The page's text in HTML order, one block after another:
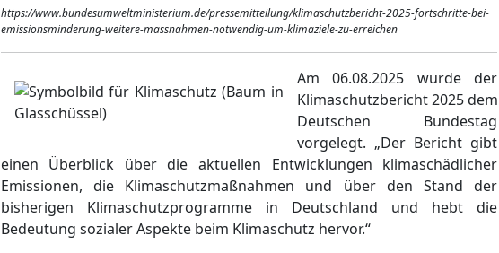
https://www.bundesumweltministerium.de/pressemitteilung/klimaschutzbericht-2025-fortschritte-bei-
emissionsminderung-weitere-massnahmen-notwendig-um-klimaziele-zu-erreichen
Am 06.08.2025 wurde der
Klimaschutzbericht 2025 dem
Deutschen Bundestag
vorgelegt. „Der Bericht gibt
einen Überblick über die aktuellen Entwicklungen klimaschädlicher
Emissionen, die Klimaschutzmaßnahmen und über den Stand der
bisherigen Klimaschutzprogramme in Deutschland und hebt die
Bedeutung sozialer Aspekte beim Klimaschutz hervor.“